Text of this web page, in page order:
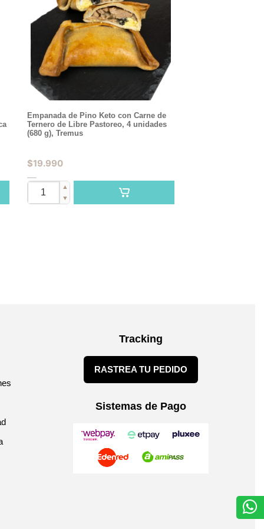
Empanada de Pino Keto con Carne de
Ternero de Libre Pastoreo, 4 unidades
(680 g), Tremus
$19.990
▲
▼
Tracking
RASTREA TU PEDIDO
Sistemas de Pago